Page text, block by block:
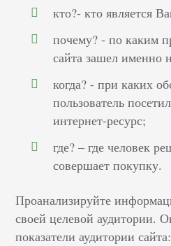
кто?- кто является
почему? - по каким
сайта зашел именно
когда? - при каких
пользователь
интернет-ресурс;
где? – где человек
совершает покупку.
Проанализируйте
своей целевой аудитории.
показатели аудитории сайта: